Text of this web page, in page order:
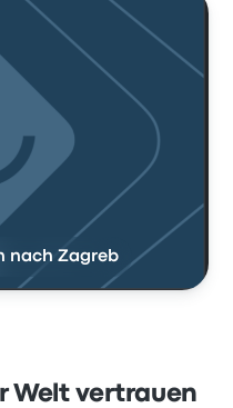
nach Zagreb
Welt vertrauen